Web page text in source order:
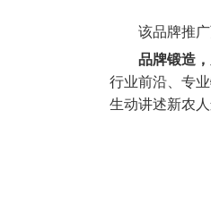
该品牌推
品牌锻造，
行业前沿、专
生动讲述新农